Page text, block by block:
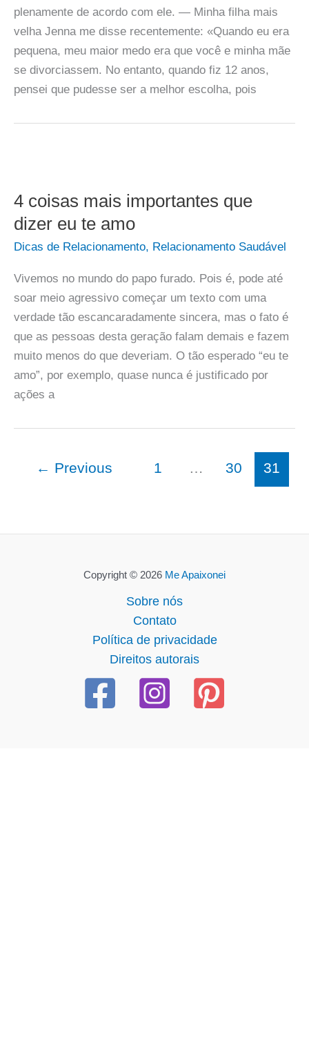
plenamente de acordo com ele. — Minha filha mais
velha Jenna me disse recentemente: «Quando eu era
pequena, meu maior medo era que você e minha mãe
se divorciassem. No entanto, quando fiz 12 anos,
pensei que pudesse ser a melhor escolha, pois
4 coisas mais importantes que
dizer eu te amo
Dicas de Relacionamento, Relacionamento Saudável
Vivemos no mundo do papo furado. Pois é, pode até
soar meio agressivo começar um texto com uma
verdade tão escancaradamente sincera, mas o fato é
que as pessoas desta geração falam demais e fazem
muito menos do que deveriam. O tão esperado “eu te
amo”, por exemplo, quase nunca é justificado por
ações a
← Previous 1 … 30 31
Copyright © 2026 Me Apaixonei
Sobre nós
Contato
Política de privacidade
Direitos autorais